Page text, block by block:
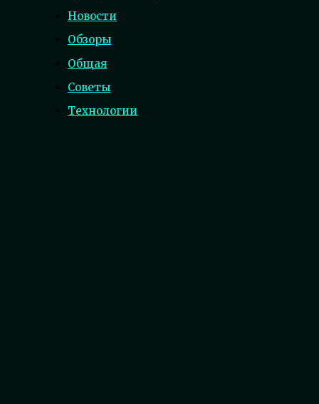
Новости
Обзоры
Общая
Советы
Технологии